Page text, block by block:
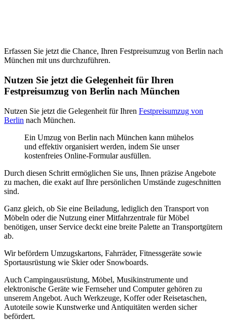
Erfassen Sie jetzt die Chance, Ihren Festpreisumzug von Berlin nach
München mit uns durchzuführen.
Nutzen Sie jetzt die Gelegenheit für Ihren
Festpreisumzug von Berlin nach München
Nutzen Sie jetzt die Gelegenheit für Ihren Festpreisumzug von
Berlin nach München.
Ein Umzug von Berlin nach München kann mühelos
und effektiv organisiert werden, indem Sie unser
kostenfreies Online-Formular ausfüllen.
Durch diesen Schritt ermöglichen Sie uns, Ihnen präzise Angebote
zu machen, die exakt auf Ihre persönlichen Umstände zugeschnitten
sind.
Ganz gleich, ob Sie eine Beiladung, lediglich den Transport von
Möbeln oder die Nutzung einer Mitfahrzentrale für Möbel
benötigen, unser Service deckt eine breite Palette an Transportgütern
ab.
Wir befördern Umzugskartons, Fahrräder, Fitnessgeräte sowie
Sportausrüstung wie Skier oder Snowboards.
Auch Campingausrüstung, Möbel, Musikinstrumente und
elektronische Geräte wie Fernseher und Computer gehören zu
unserem Angebot. Auch Werkzeuge, Koffer oder Reisetaschen,
Autoteile sowie Kunstwerke und Antiquitäten werden sicher
befördert.